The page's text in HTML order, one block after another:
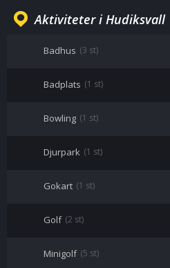
Aktiviteter i Hudiksvall
Badhus (3 st)
Badplats (1 st)
Bowling (1 st)
Djurpark (1 st)
Gokart (1 st)
Golf (2 st)
Minigolf (5 st)